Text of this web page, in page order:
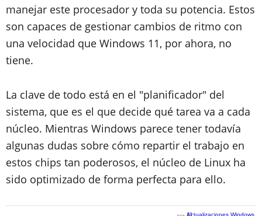
manejar este procesador y toda su potencia. Estos
son capaces de gestionar cambios de ritmo con
una velocidad que Windows 11, por ahora, no
tiene.
La clave de todo está en el "planificador" del
sistema, que es el que decide qué tarea va a cada
núcleo. Mientras Windows parece tener todavía
algunas dudas sobre cómo repartir el trabajo en
estos chips tan poderosos, el núcleo de Linux ha
sido optimizado de forma perfecta para ello.